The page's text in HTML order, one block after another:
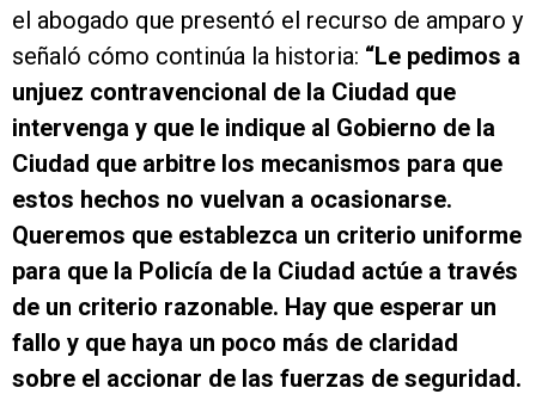
el abogado que presentó el recurso de amparo y
señaló cómo continúa la historia: “Le pedimos a
unjuez contravencional de la Ciudad que
intervenga y que le indique al Gobierno de la
Ciudad que arbitre los mecanismos para que
estos hechos no vuelvan a ocasionarse.
Queremos que establezca un criterio uniforme
para que la Policía de la Ciudad actúe a través
de un criterio razonable. Hay que esperar un
fallo y que haya un poco más de claridad
sobre el accionar de las fuerzas de seguridad.